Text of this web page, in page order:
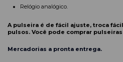
Relógio analógico.
A pulseira é de fácil ajuste, troca
pulsos. Você pode comprar
Mercadorias a pronta entrega.